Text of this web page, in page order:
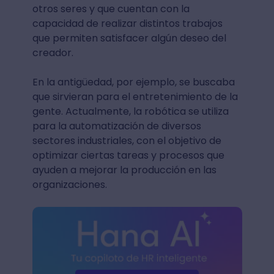
otros seres y que cuentan con la
capacidad de realizar distintos trabajos
que permiten satisfacer algún deseo del
creador.
En la antigüedad, por ejemplo, se buscaba
que sirvieran para el entretenimiento de la
gente. Actualmente, la robótica se utiliza
para la automatización de diversos
sectores industriales, con el objetivo de
optimizar ciertas tareas y procesos que
ayuden a mejorar la producción en las
organizaciones.